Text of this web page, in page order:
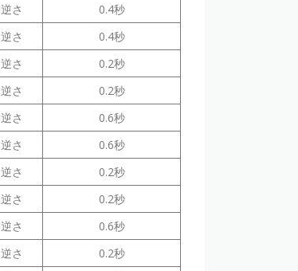
逆さ
0.4秒
逆さ
0.4秒
逆さ
0.2秒
逆さ
0.2秒
逆さ
0.6秒
逆さ
0.6秒
逆さ
0.2秒
逆さ
0.2秒
逆さ
0.6秒
逆さ
0.2秒